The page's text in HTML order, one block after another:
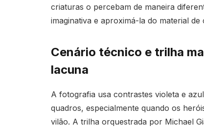
criaturas o percebam de maneira
imaginativa e aproximá-la do material de
Cenário técnico e trilha
lacuna
A fotografia usa contrastes violeta e
quadros, especialmente quando os
vilão. A trilha orquestrada por Michael